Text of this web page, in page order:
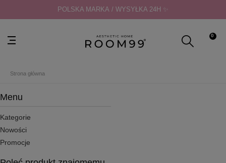
POLSKA MARKA / WYSYŁKA 24H ✨
0
Strona główna
Menu
Kategorie
Nowości
Promocje